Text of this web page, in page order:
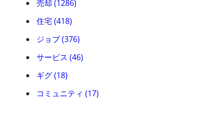
売却 (1286)
住宅 (418)
ジョブ (376)
サービス (46)
ギグ (18)
コミュニティ (17)